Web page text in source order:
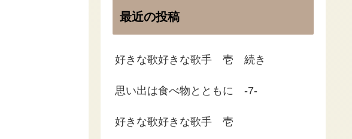
最近の投稿
好きな歌好きな歌手 壱 続き
思い出は食べ物とともに -7-
好きな歌好きな歌手 壱